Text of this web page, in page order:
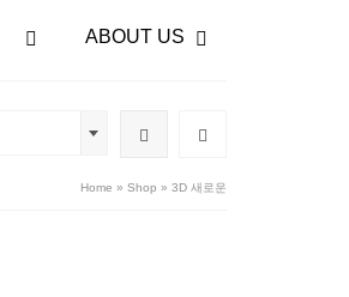
ABOUT US
Home » Shop » 3D 새로운